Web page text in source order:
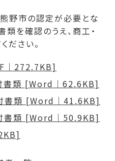
野市の認定が必要とな
類を確認のうえ、商工・
ださい。
｜272.7KB]
書類 [Word｜62.6KB]
書類 [Word｜41.6KB]
書類 [Word｜50.9KB]